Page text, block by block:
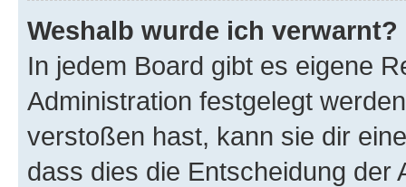
Weshalb wurde ich verwarnt?
In jedem Board gibt es eigene
Administration festgelegt
verstoßen hast, kann sie dir
dass dies die Entscheidung der